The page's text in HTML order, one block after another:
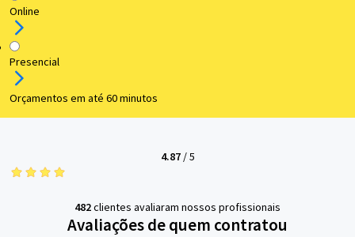
Online
Presencial
Orçamentos em até 60 minutos
4.87/5
482clientes avaliaram nossos profissionais
Avaliações de quem contratou